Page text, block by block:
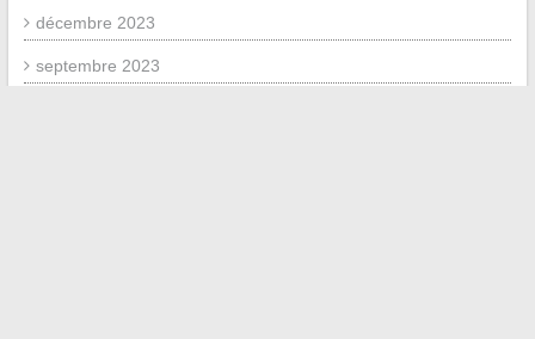
décembre 2023
septembre 2023